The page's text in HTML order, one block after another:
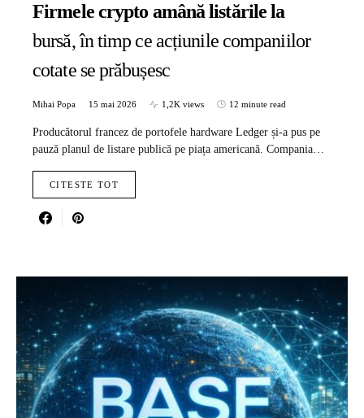
Firmele crypto amână listările la
bursă, în timp ce acțiunile companiilor
cotate se prăbușesc
Mihai Popa 15 mai 2026 1,2K views 12 minute read
Producătorul francez de portofele hardware Ledger și-a pus pe
pauză planul de listare publică pe piața americană. Compania…
CITESTE TOT